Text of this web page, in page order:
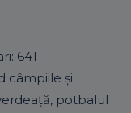
641
câmpiile și
potbalul